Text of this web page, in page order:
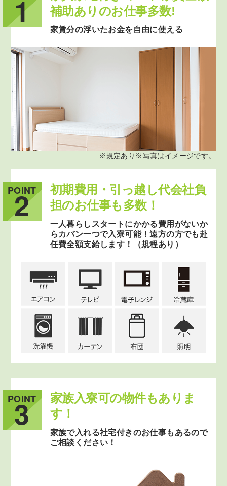
1
補助ありのお仕事多数!
家賃分の浮いたお金を自由に使える
※規定あり※写真はイメージです。
POINT
2
初期費用・引っ越し代会社負
担のお仕事も多数！
一人暮らしスタートにかかる費用がないか
らカバン一つで入寮可能！遠方の方でも赴
任費全額支給します！（規程あり）
POINT
3
家族入寮可の物件もありま
す！
家族で入れる社宅付きのお仕事もあるので
ご相談ください！